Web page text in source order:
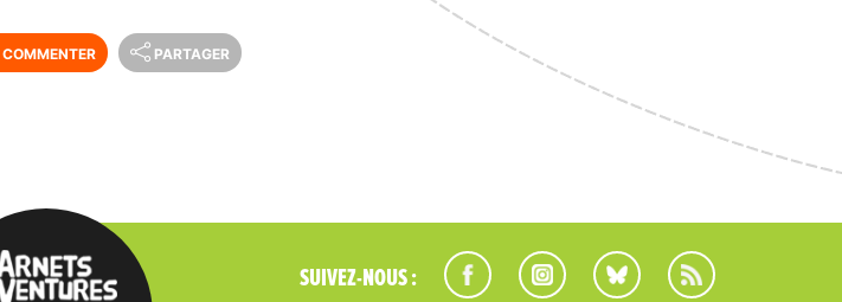
COMMENTER PARTAGER
SUIVEZ-NOUS :